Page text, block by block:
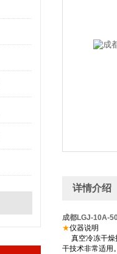
详情介绍
成都LGJ-10A-
★仪器说明
真空冷冻干燥
干技术非常适用。